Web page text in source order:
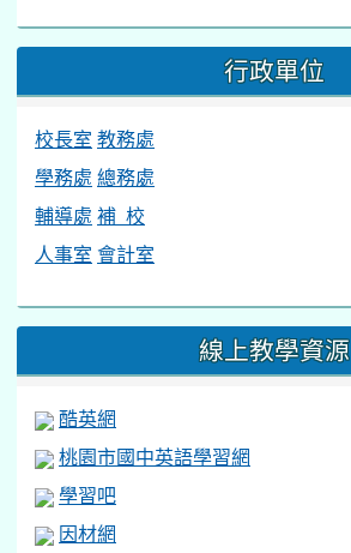
行政單位
校長室 教務處
學務處 總務處
輔導處 補 校
人事室 會計室
線上教學資源
酷英網
桃園市國中英語學習網
學習吧
因材網